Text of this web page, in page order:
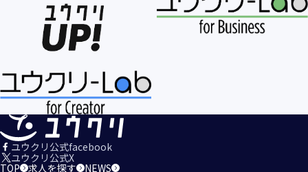
２．当社のサービスを安心・安全にご利用いただける環境整
備のため
３．当社のサービスの運営・管理のため
４．当社のサービスに関するご案内、お問い合せ等への対応
５．当社、その他当社のサービスについての調査・データ集
積、改善、研究開発のため
６．当社がおすすめする商品・サービスなどのご案内を送
信・送付するため
７．当社とお客様の間での必要な連絡を行うため
８．当社のサービスに関する当社の規約、ポリシー等（以下
「規約等」といいます。）に違反する行為に対する対応のた
ユウクリ公式facebook
ユウクリ公式X
TOP 求人を探す NEWS